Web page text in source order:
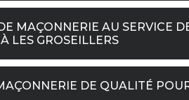
MAÇONNERIE AU SERVICE
LES GROSEILLERS
DE QUALITÉ